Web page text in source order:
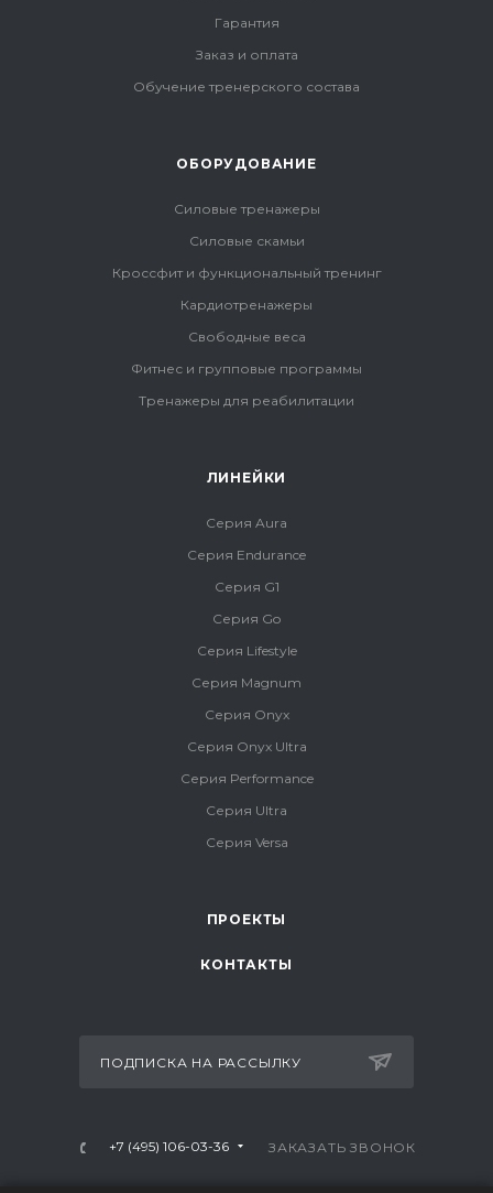
Гарантия
Заказ и оплата
Обучение тренерского состава
ОБОРУДОВАНИЕ
Силовые тренажеры
Силовые скамьи
Кроссфит и функциональный тренинг
Кардиотренажеры
Свободные веса
Фитнес и групповые программы
Тренажеры для реабилитации
ЛИНЕЙКИ
Серия Aura
Серия Endurance
Серия G1
Серия Go
Серия Lifestyle
Серия Magnum
Серия Onyx
Серия Onyx Ultra
Серия Performance
Серия Ultra
Серия Versa
ПРОЕКТЫ
КОНТАКТЫ
ПОДПИСКА НА РАССЫЛКУ
+7 (495) 106-03-36 ЗАКАЗАТЬ ЗВОНОК